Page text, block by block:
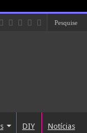
DIY Notícias